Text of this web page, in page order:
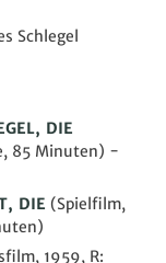
Schlegel
DIE
85 Minuten) -
DIE (Spielfilm,
1959, R: